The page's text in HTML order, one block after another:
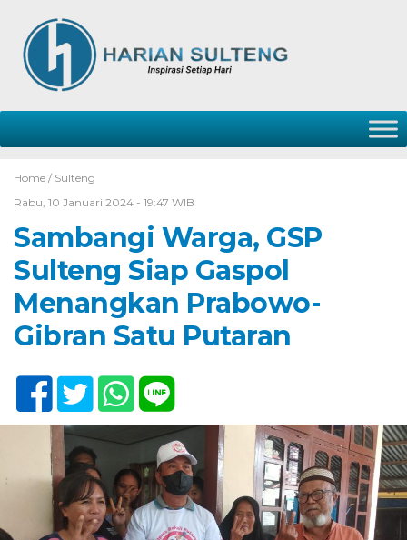
Home / Sulteng
Rabu, 10 Januari 2024 - 19:47 WIB
Sambangi Warga, GSP
Sulteng Siap Gaspol
Menangkan Prabowo-
Gibran Satu Putaran